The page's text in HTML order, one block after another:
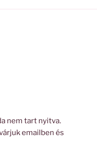
nem tart nyitva.
emailben és